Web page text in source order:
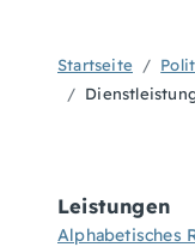
Startseite
Leistungen
Alphabetisches